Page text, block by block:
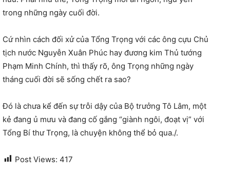
trong những ngày cuối đời.
Cứ nhìn cách đối xử của Tổng Trọng với các ông cựu Chủ
tịch nước Nguyễn Xuân Phúc hay đương kim Thủ tướng
Phạm Minh Chính, thì thấy rõ, ông Trọng những ngày
tháng cuối đời sẽ sống chết ra sao?
Đó là chưa kể đến sự trỗi dậy của Bộ trưởng Tô Lâm, một
kẻ đang ủ mưu và đang cố gắng “giành ngôi, đoạt vị” với
Tổng Bí thư Trọng, là chuyện không thể bỏ qua./.
Post Views: 417